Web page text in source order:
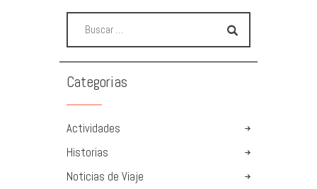
Categorias
Actividades
Historias
Noticias de Viaje